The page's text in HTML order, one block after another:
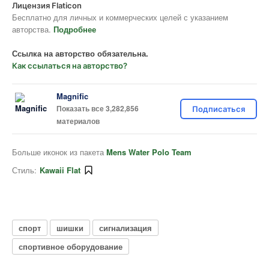
Лицензия Flaticon
Бесплатно для личных и коммерческих целей с указанием
авторства. Подробнее
Ссылка на авторство обязательна.
Как ссылаться на авторство?
Magnific
Показать все 3,282,856
материалов
Подписаться
Больше иконок из пакета Mens Water Polo Team
Стиль: Kawaii Flat
спорт шишки
сигнализация
спортивное оборудование